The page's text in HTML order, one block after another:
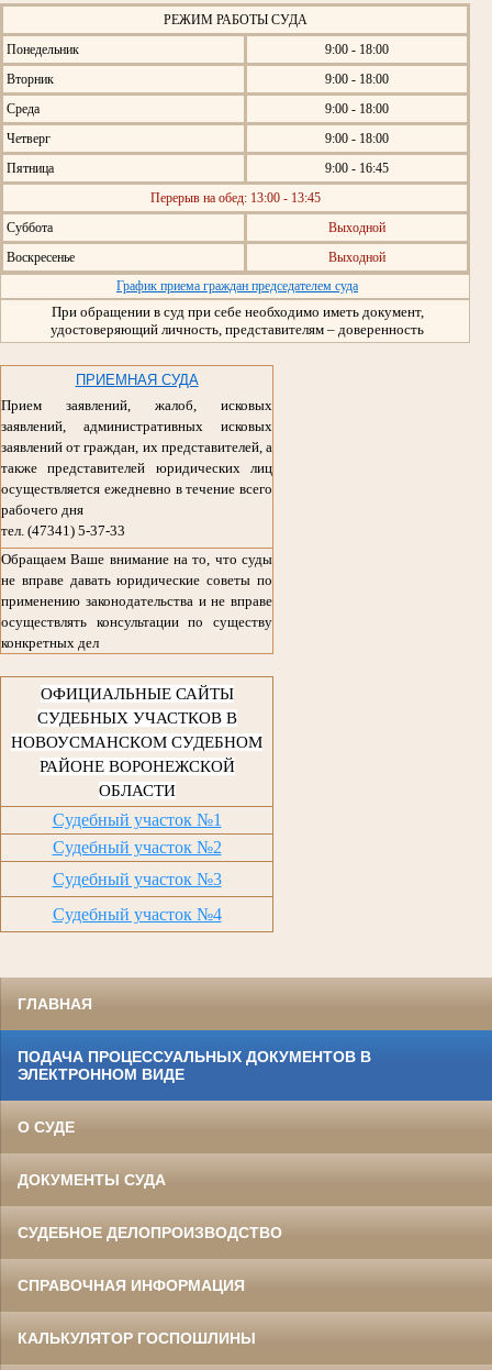
РЕЖИМ РАБОТЫ СУДА
Понедельник
9:00 - 18:00
Вторник
9:00 - 18:00
Среда
9:00 - 18:00
Четверг
9:00 - 18:00
Пятница
9:00 - 16:45
Перерыв на обед: 13:00 - 13:45
Суббота
Выходной
Воскресенье
Выходной
График приема граждан председателем суда
При обращении в суд при себе необходимо иметь документ,
удостоверяющий личность, представителям – доверенность
ПРИЕМНАЯ СУДА
Прием заявлений, жалоб, исковых
заявлений, административных исковых
заявлений от граждан, их представителей, а
также представителей юридических лиц
осуществляется ежедневно в течение всего
рабочего дня
тел. (47341) 5-37-33
Обращаем Ваше внимание на то, что суды
не вправе давать юридические советы по
применению законодательства и не вправе
осуществлять консультации по существу
конкретных дел
ОФИЦИАЛЬНЫЕ САЙТЫ
СУДЕБНЫХ УЧАСТКОВ В
НОВОУСМАНСКОМ СУДЕБНОМ
РАЙОНЕ ВОРОНЕЖСКОЙ
ОБЛАСТИ
Судебный участок №1
Судебный участок №2
Судебный участок №3
Судебный участок №4
ГЛАВНАЯ
ПОДАЧА ПРОЦЕССУАЛЬНЫХ ДОКУМЕНТОВ В
ЭЛЕКТРОННОМ ВИДЕ
О СУДЕ
ДОКУМЕНТЫ СУДА
СУДЕБНОЕ ДЕЛОПРОИЗВОДСТВО
СПРАВОЧНАЯ ИНФОРМАЦИЯ
КАЛЬКУЛЯТОР ГОСПОШЛИНЫ